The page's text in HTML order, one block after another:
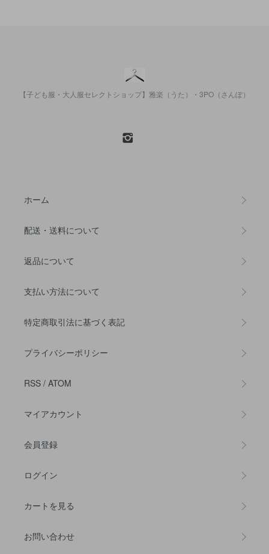
【子ども服・大人服セレクトショップ】雅楽（うた）・3PO（さんぽ）
ホーム
配送・送料について
返品について
支払い方法について
特定商取引法に基づく表記
プライバシーポリシー
RSS / ATOM
マイアカウント
会員登録
ログイン
カートを見る
お問い合わせ